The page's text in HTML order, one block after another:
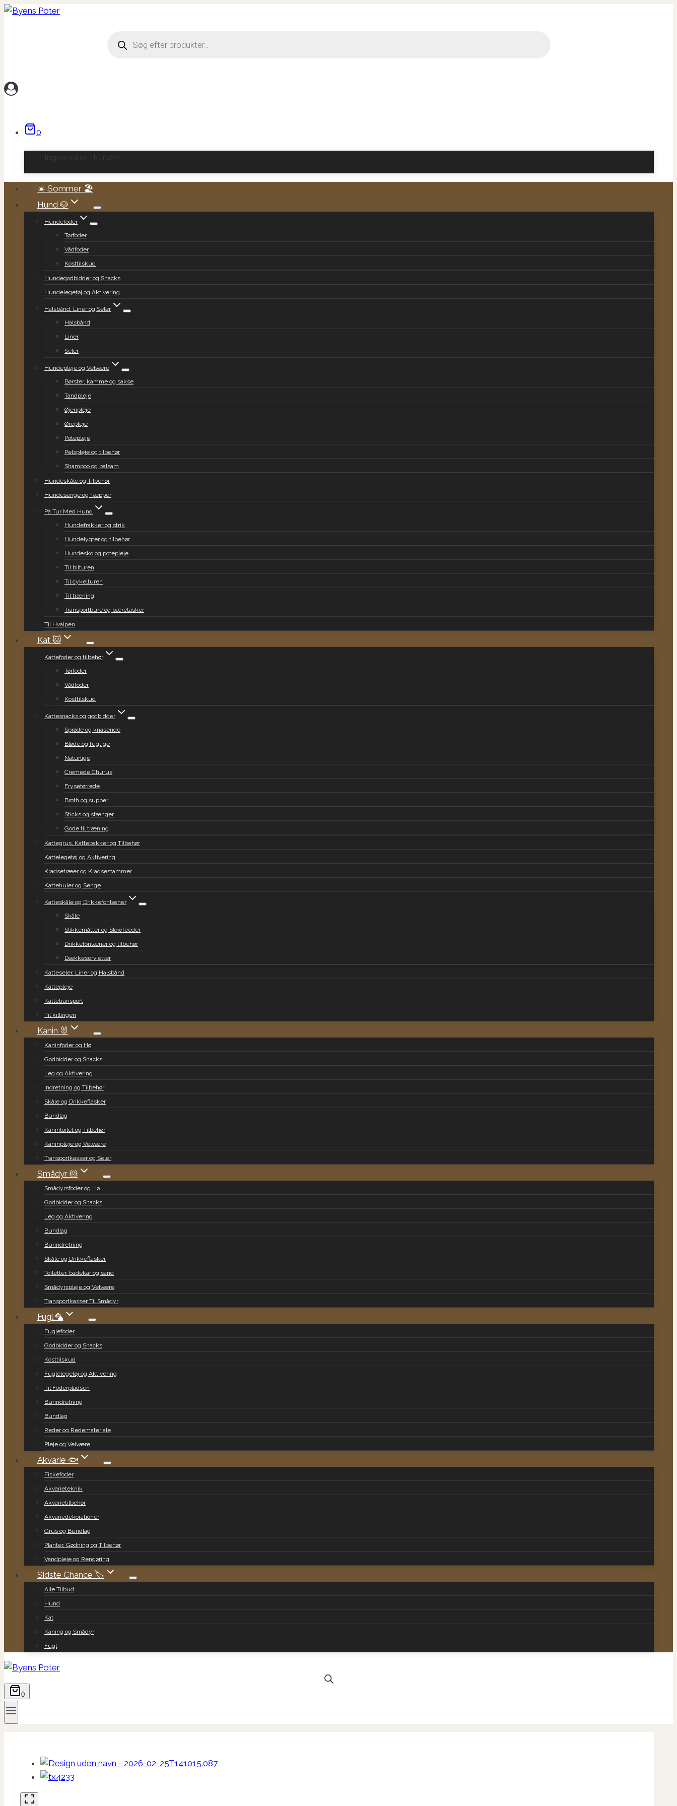
Fortsæt
search
0
Ingen varer i kurven.
☀️ Sommer 🏖️
Hund 🐶
Hundefoder
Tørfoder
Vådfoder
Kosttilskud
Hundegodbidder og Snacks
Hundelegetøj og Aktivering
Halsbånd, Liner og Seler
Halsbånd
Liner
Seler
Hundepleje og Velvære
Børster, kamme og sakse
Tandpleje
Øjenpleje
Ørepleje
Potepleje
Pelspleje og tilbehør
Shampoo og balsam
Hundeskåle og Tilbehør
Hundesenge og Tæpper
På Tur Med Hund
Hundefrakker og strik
Hundelygter og tilbehør
Hundesko og potepleje
Til bilturen
Til cykelturen
Til træning
Transportbure og bæretasker
Til Hvalpen
Kat 🐱
Kattefoder og tilbehør
Tørfoder
Vådfoder
Kosttilskud
Kattesnacks og godbidder
Sprøde og knasende
Bløde og fugtige
Naturlige
Cremede Churus
Frysetørrede
Broth og supper
Sticks og stænger
Gode til træning
Kattegrus, Kattebakker og Tilbehør
Kattelegetøj og Aktivering
Kradsetræer og Kradsestammer
Kattehuler og Senge
Katteskåle og Drikkefontæner
Skåle
Slikkemåtter og Slowfeeder
Drikkefontæner og tilbehør
Dækkeservietter
Katteseler, Liner og Halsbånd
Kattepleje
Kattetransport
Til killingen
Kanin 🐰
Kaninfoder og Hø
Godbidder og Snacks
Leg og Aktivering
Indretning og Tilbehør
Skåle og Drikkeflasker
Bundlag
Kanintoilet og Tilbehør
Kaninpleje og Velvære
Transportkasser og Seler
Smådyr 🐹
Smådyrsfoder og Hø
Godbidder og Snacks
Leg og Aktivering
Bundlag
Burindretning
Skåle og Drikkeflasker
Toiletter, badekar og sand
Smådyrspleje og Velvære
Transportkasser Til Smådyr
Fugl 🦜
Fuglefoder
Godbidder og Snacks
Kosttilskud
Fuglelegetøj og Aktivering
Til Foderpladsen
Burindretning
Bundlag
Reder og Redemateriale
Pleje og Velvære
Akvarie 🐟
Fiskefoder
Akvarieteknik
Akvarietilbehør
Akvariedekorationer
Grus og Bundlag
Planter, Gødning og Tilbehør
Vandpleje og Rengøring
Sidste Chance 🏷️
Alle Tilbud
Hund
Kat
Kaning og Smådyr
Fugl
0